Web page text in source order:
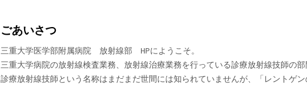
ごあいさつ
三重大学医学部附属病院 放射線部 HPにようこそ。
三重大学病院の放射線検査業務、放射線治療業務を行っている診療放射線技師の部
診療放射線技師という名称はまだまだ世間には知られていませんが、「レントゲ